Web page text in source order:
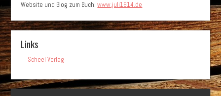
Website und Blog zum Buch:www.juli1914.de
Links
Scheel Verlag